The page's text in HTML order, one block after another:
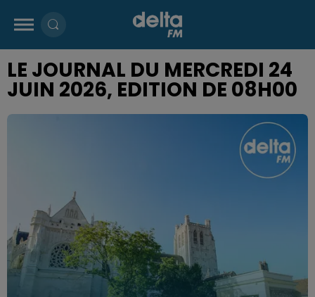
LE JOURNAL DU MERCREDI 24
JUIN 2026, EDITION DE 08H00